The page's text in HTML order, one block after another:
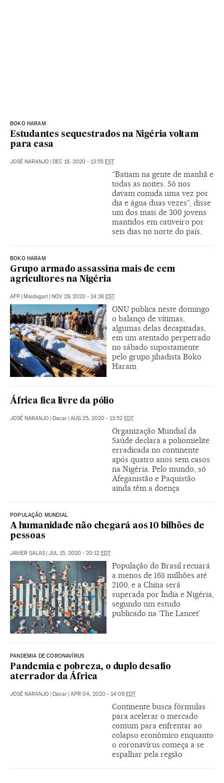
BOKO HARAM
Estudantes sequestrados na Nigéria voltam
para casa
JOSÉ NARANJO | DEC 18, 2020 - 13:55 EST
“Batiam na gente de manhã e
todas as noites. Só nos
davam comida uma vez por
dia e água duas vezes”, disse
um dos mais de 300 jovens
mantidos em cativeiro por
seis dias no norte do país.
BOKO HARAM
Grupo armado assassina mais de cem
agricultores na Nigéria
AFP | Maiduguri | NOV 29, 2020 - 14:36 EST
ONU publica neste domingo
o balanço de vítimas,
algumas delas decapitadas,
em um atentado perpetrado
no sábado supostamente
pelo grupo jihadista Boko
Haram
África fica livre da pólio
JOSÉ NARANJO | Dacar | AUG 25, 2020 - 13:52 EDT
Organização Mundial da
Saúde declara a poliomielite
erradicada no continente
após quatro anos sem casos
na Nigéria. Pelo mundo, só
Afeganistão e Paquistão
ainda têm a doença
POPULAÇÃO MUNDIAL
A humanidade não chegará aos 10 bilhões de
pessoas
JAVIER SALAS | JUL 15, 2020 - 20:12 EDT
População do Brasil recuará
a menos de 165 milhões até
2100, e a China será
superada por Índia e Nigéria,
segundo um estudo
publicado na ‘The Lancet’
PANDEMIA DE CORONAVÍRUS
Pandemia e pobreza, o duplo desafio
aterrador da África
JOSÉ NARANJO | Dacar | APR 04, 2020 - 14:09 EDT
Continente busca fórmulas
para acelerar o mercado
comum para enfrentar ao
colapso econômico enquanto
o coronavírus começa a se
espalhar pela região